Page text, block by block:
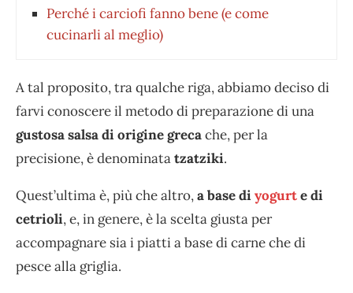
Perché i carciofi fanno bene (e come
cucinarli al meglio)
A tal proposito, tra qualche riga, abbiamo deciso di
farvi conoscere il metodo di preparazione di una
gustosa salsa di origine grecache, per la
precisione, è denominatatzatziki.
Quest’ultima è, più che altro,a base diyogurte di
cetrioli, e, in genere, è la scelta giusta per
accompagnare sia i piatti a base di carne che di
pesce alla griglia.